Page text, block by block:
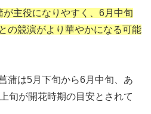
主役になりやすく、6月中旬
の競演がより華やかになる可能
蒲は5月下旬から6月中旬、あ
旬が開花時期の目安とされて